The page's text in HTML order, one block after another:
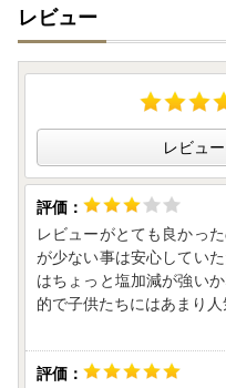
レビュー
レビュ
レビューがとても良かっ
が少ない事は安心してい
はちょっと塩加減が強い
的で子供たちにはあまり